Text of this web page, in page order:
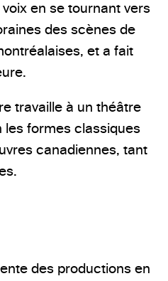
en se tournant vers
des scènes de
et a fait
travaille à un théâtre
les formes classiques
canadiennes, tant
des productions en